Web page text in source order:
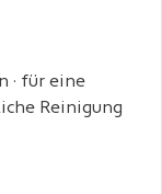
· für eine
Reinigung